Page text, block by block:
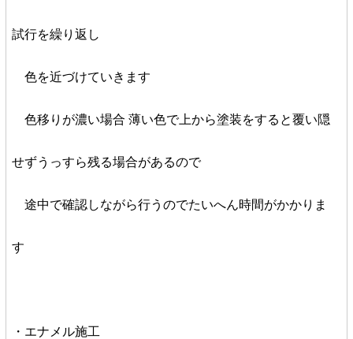
試行を繰り返し
色を近づけていきます
色移りが濃い場合 薄い色で上から塗装をすると覆い隠
せずうっすら残る場合があるので
途中で確認しながら行うのでたいへん時間がかかりま
す
・エナメル施工